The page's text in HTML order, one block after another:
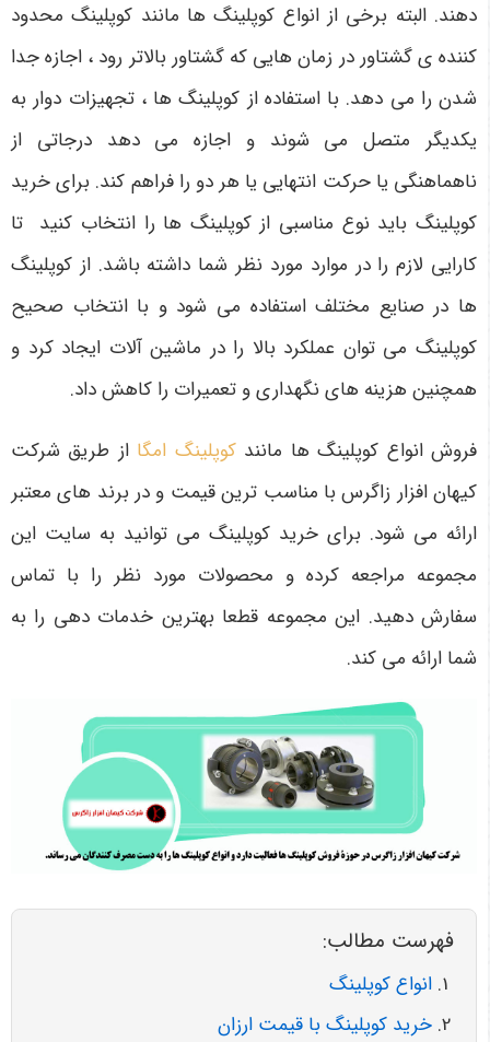
دهند. البته برخی از انواع کوپلینگ ها مانند کوپلینگ محدود
کننده ی گشتاور در زمان هایی که گشتاور بالاتر رود ، اجازه جدا
شدن را می دهد. با استفاده از کوپلینگ ها ، تجهیزات دوار به
یکدیگر متصل می شوند و اجازه می دهد درجاتی از
ناهماهنگی یا حرکت انتهایی یا هر دو را فراهم کند. برای خرید
کوپلینگ باید نوع مناسبی از کوپلینگ ها را انتخاب کنید تا
کارایی لازم را در موارد مورد نظر شما داشته باشد. از کوپلینگ
ها در صنایع مختلف استفاده می شود و با انتخاب صحیح
کوپلینگ می توان عملکرد بالا را در ماشین آلات ایجاد کرد و
همچنین هزینه های نگهداری و تعمیرات را کاهش داد.
فروش انواع کوپلینگ ها مانندکوپلینگ امگا از طریق شرکت
کیهان افزار زاگرس با مناسب ترین قیمت و در برند های معتبر
ارائه می شود. برای خرید کوپلینگ می توانید به سایت این
مجموعه مراجعه کرده و محصولات مورد نظر را با تماس
سفارش دهید. این مجموعه قطعا بهترین خدمات دهی را به
شما ارائه می کند.
فهرست مطالب:
انواع کوپلینگ
خرید کوپلینگ با قیمت ارزان